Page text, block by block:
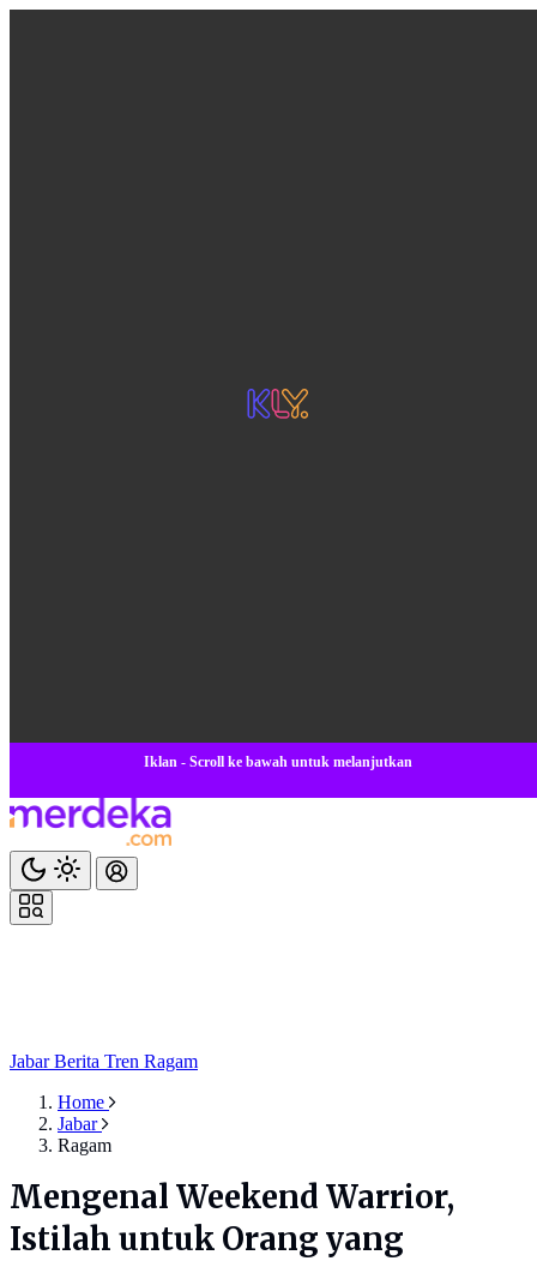
Iklan - Scroll ke bawah untuk melanjutkan
JabarBerita Tren Ragam
Home
Jabar
Ragam
Mengenal Weekend Warrior,
Istilah untuk Orang yang